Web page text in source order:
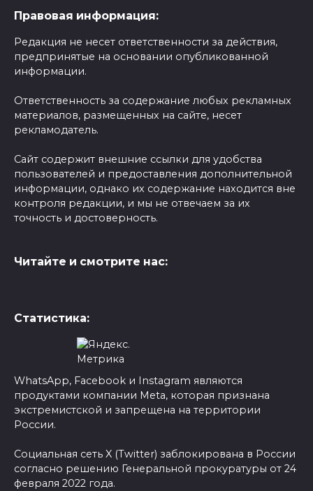
Правовая информация:
Редакция не несет ответственности за действия,
предпринятые на основании опубликованной
информации.
Ответственность за содержание любых рекламных
материалов, размещенных на сайте, несет
рекламодатель.
Сайт содержит внешние ссылки для удобства
пользователей и предоставления дополнительной
информации, однако их содержание находится вне
контроля редакции, и мы не отвечаем за их
точность и достоверность.
Читайте и смотрите нас:
Статистика:
WhatsApp, Facebook и Instagram являются
продуктами компании Meta, которая признана
экстремистской и запрещена на территории
России.
Социальная сеть X (Twitter) заблокирована в России
согласно решению Генеральной прокуратуры от 24
февраля 2022 года.